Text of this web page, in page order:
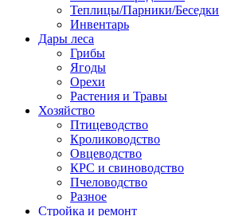
Теплицы/Парники/Беседки
Инвентарь
Дары леса
Грибы
Ягоды
Орехи
Растения и Травы
Хозяйство
Птицеводство
Кролиководство
Овцеводство
КРС и свиноводство
Пчеловодство
Разное
Стройка и ремонт